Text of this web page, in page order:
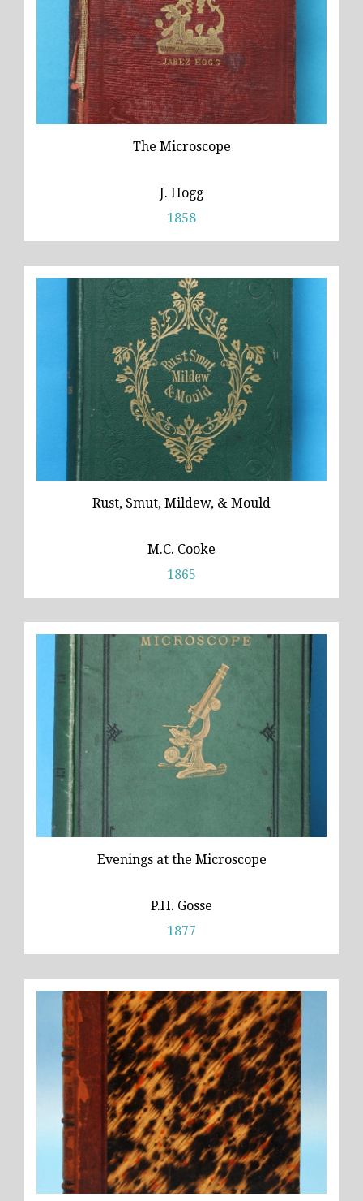
The Microscope
J. Hogg
1858
Rust, Smut, Mildew, & Mould
M.C. Cooke
1865
Evenings at the Microscope
P.H. Gosse
1877